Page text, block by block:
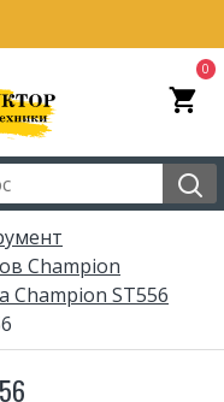
0
Champion
Champion ST556